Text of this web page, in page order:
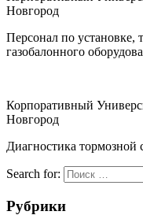
Новгород
Персонал по установке,
газобалонного
Корпоративный
Новгород
Диагностика
Search for:
Рубрики